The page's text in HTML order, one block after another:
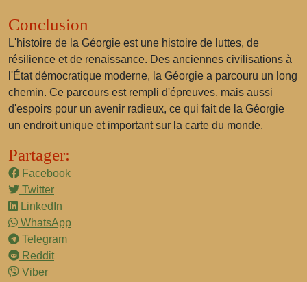
Conclusion
L'histoire de la Géorgie est une histoire de luttes, de
résilience et de renaissance. Des anciennes civilisations à
l'État démocratique moderne, la Géorgie a parcouru un long
chemin. Ce parcours est rempli d'épreuves, mais aussi
d'espoirs pour un avenir radieux, ce qui fait de la Géorgie
un endroit unique et important sur la carte du monde.
Partager:
Facebook
Twitter
LinkedIn
WhatsApp
Telegram
Reddit
Viber